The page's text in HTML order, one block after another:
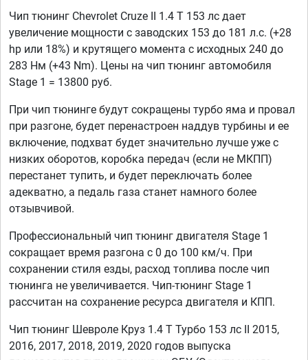
Чип тюнинг Chevrolet Cruze II 1.4 T 153 лс дает
увеличение мощности с заводских 153 до 181 л.с. (+28
hp или 18%) и крутящего момента с исходных 240 до
283 Нм (+43 Nm). Цены на чип тюнинг автомобиля
Stage 1 = 13800 руб.
При чип тюнинге будут сокращены турбо яма и провал
при разгоне, будет перенастроен наддув турбины и ее
включение, подхват будет значительно лучше уже с
низких оборотов, коробка передач (если не МКПП)
перестанет тупить, и будет переключать более
адекватно, а педаль газа станет намного более
отзывчивой.
Профессиональный чип тюнинг двигателя Stage 1
сокращает время разгона с 0 до 100 км/ч. При
сохранении стиля езды, расход топлива после чип
тюнинга не увеличивается. Чип-тюнинг Stage 1
рассчитан на сохранение ресурса двигателя и КПП.
Чип тюнинг Шевроле Круз 1.4 T Турбо 153 лс II 2015,
2016, 2017, 2018, 2019, 2020 годов выпуска